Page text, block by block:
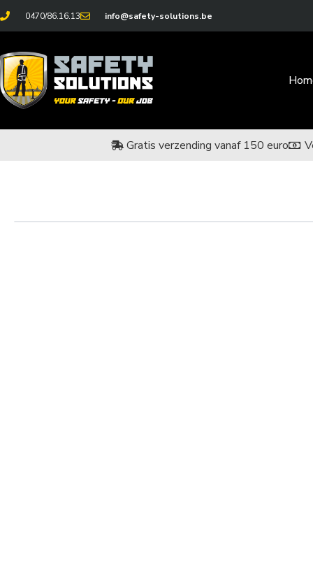
0470/86.16.13 info@safety-solutions.be
Gratis verzending vanaf 150 euro